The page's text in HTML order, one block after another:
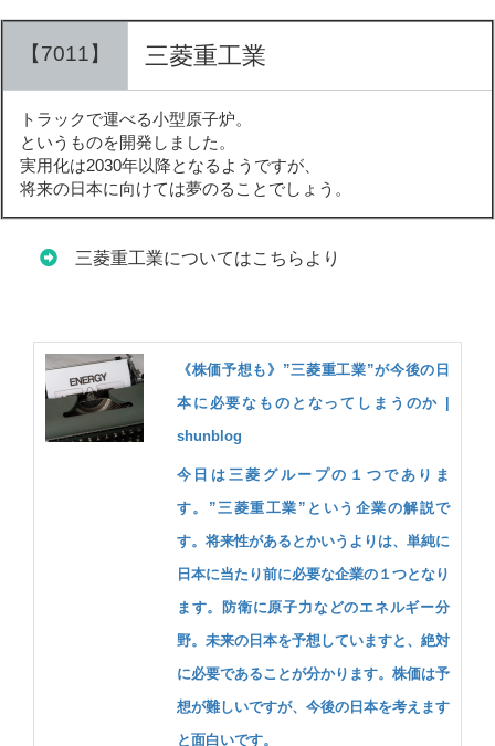
【7011】 三菱重工業
トラックで運べる小型原子炉。
というものを開発しました。
実用化は2030年以降となるようですが、
将来の日本に向けては夢のることでしょう。
三菱重工業についてはこちらより
《株価予想も》”三菱重工業”が今後の日
本に必要なものとなってしまうのか |
shunblog
今日は三菱グループの１つでありま
す。”三菱重工業”という企業の解説で
す。将来性があるとかいうよりは、単純に
日本に当たり前に必要な企業の１つとなり
ます。防衛に原子力などのエネルギー分
野。未来の日本を予想していますと、絶対
に必要であることが分かります。株価は予
想が難しいですが、今後の日本を考えます
と面白いです。